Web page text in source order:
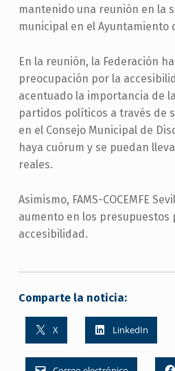
mantenido una reunión en la
municipal en el Ayuntamiento
En la reunión, la Federación
preocupación por la
acentuado la importancia de
partidos políticos a través de
en el Consejo Municipal de
haya cuórum y se puedan
reales.
Asimismo, FAMS-COCEMFE
aumento en los presupuestos
accesibilidad.
Comparte la noticia:
X LinkedIn